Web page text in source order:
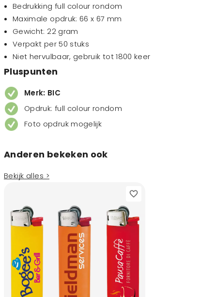
Bedrukking full colour rondom
Maximale opdruk: 66 x 67 mm
Gewicht: 22 gram
Verpakt per 50 stuks
Niet hervulbaar, gebruik tot 1800 keer
Pluspunten
Merk: BIC
Opdruk: full colour rondom
Foto opdruk mogelijk
Anderen bekeken ook
Bekijk alles >